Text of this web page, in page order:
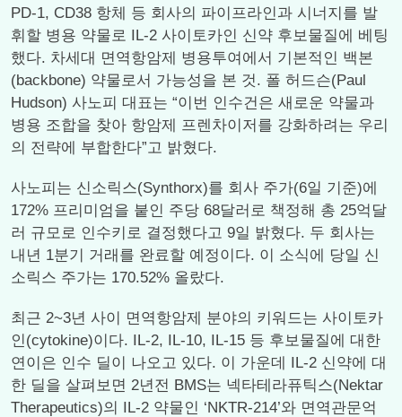
PD-1, CD38 항체 등 회사의 파이프라인과 시너지를 발
휘할 병용 약물로 IL-2 사이토카인 신약 후보물질에 베팅
했다. 차세대 면역항암제 병용투여에서 기본적인 백본
(backbone) 약물로서 가능성을 본 것. 폴 허드슨(Paul
Hudson) 사노피 대표는 “이번 인수건은 새로운 약물과
병용 조합을 찾아 항암제 프렌차이저를 강화하려는 우리
의 전략에 부합한다”고 밝혔다.
사노피는 신소릭스(Synthorx)를 회사 주가(6일 기준)에
172% 프리미엄을 붙인 주당 68달러로 책정해 총 25억달
러 규모로 인수키로 결정했다고 9일 밝혔다. 두 회사는
내년 1분기 거래를 완료할 예정이다. 이 소식에 당일 신
소릭스 주가는 170.52% 올랐다.
최근 2~3년 사이 면역항암제 분야의 키워드는 사이토카
인(cytokine)이다. IL-2, IL-10, IL-15 등 후보물질에 대한
연이은 인수 딜이 나오고 있다. 이 가운데 IL-2 신약에 대
한 딜을 살펴보면 2년전 BMS는 넥타테라퓨틱스(Nektar
Therapeutics)의 IL-2 약물인 ‘NKTR-214’와 면역관문억